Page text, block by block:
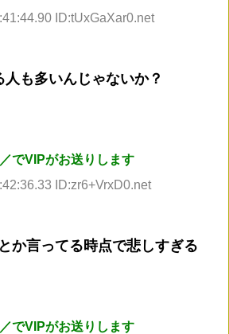
ID:tUxGaXar0.net
も多いんじゃないか？
でVIPがお送りします
ID:zr6+VrxD0.net
か言ってる時点で悲しすぎる
でVIPがお送りします